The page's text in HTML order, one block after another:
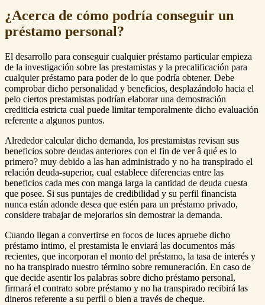
¿Acerca de cómo podría conseguir un
préstamo personal?
El desarrollo para conseguir cualquier préstamo particular empieza
de la investigación sobre las prestamistas y la precalificación para
cualquier préstamo para poder de lo que podría obtener. Debe
comprobar dicho personalidad y beneficios, desplazándolo hacia el
pelo ciertos prestamistas podrían elaborar una demostración
crediticia estricta cual puede limitar temporalmente dicho evaluación
referente a algunos puntos.
Alrededor calcular dicho demanda, los prestamistas revisan sus
beneficios sobre deudas anteriores con el fin de ver â qué es lo
primero? muy debido a las han administrado y no ha transpirado el
relación deuda-superior, cual establece diferencias entre las
beneficios cada mes con manga larga la cantidad de deuda cuesta
que posee. Si sus puntajes de credibilidad y su perfil financista
nunca están adonde desea que estén para un préstamo privado,
considere trabajar de mejorarlos sin demostrar la demanda.
Cuando llegan a convertirse en focos de luces apruebe dicho
préstamo intimo, el prestamista le enviará las documentos más
recientes, que incorporan el monto del préstamo, la tasa de interés y
no ha transpirado nuestro término sobre remuneración. En caso de
que decide asentir los palabras sobre dicho préstamo personal,
firmará el contrato sobre préstamo y no ha transpirado recibirá las
dineros referente a su perfil o bien a través de cheque.